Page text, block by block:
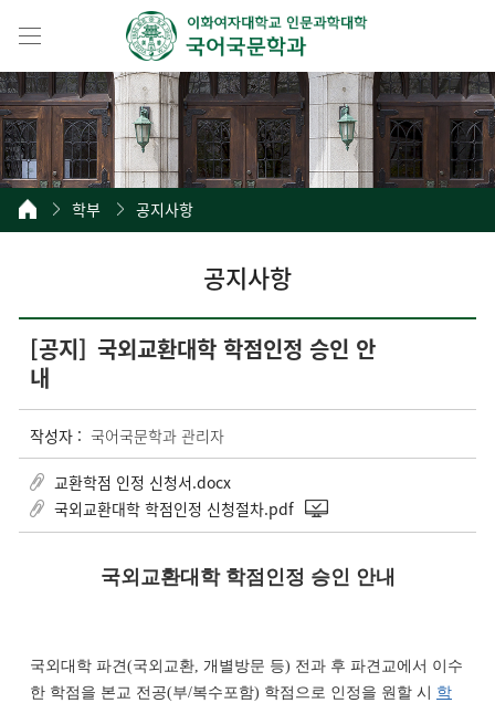
학부 공지사항
공지사항
[공지] 국외교환대학 학점인정 승인 안
내
작성자 : 국어국문학과 관리자
교환학점 인정 신청서.docx
국외교환대학 학점인정 신청절차.pdf
국외교환대학 학점인정 승인 안내
국외대학 파견(국외교환, 개별방문 등) 전과 후 파견교에서 이수
한 학점을 본교 전공(부/복수포함) 학점으로 인정을 원할 시
학